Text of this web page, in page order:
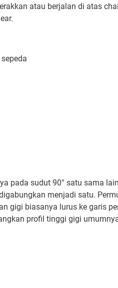
atau berjalan di atas
pada sudut 90° satu sama
menjadi satu.
gigi biasanya lurus ke garis
profil tinggi gigi